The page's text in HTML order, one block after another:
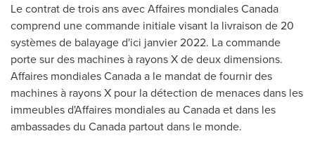
Le contrat de trois ans avec Affaires mondialesCanada
comprend une commande initiale visant la livraison de 20
systèmes de balayage d'ici janvier 2022. La commande
porte sur des machines à rayons X de deux dimensions.
Affaires mondialesCanadaa le mandat de fournir des
machines à rayons X pour la détection de menaces dans les
immeubles d'Affaires mondiales au Canadaet dans les
ambassades du Canada partout dans le monde.